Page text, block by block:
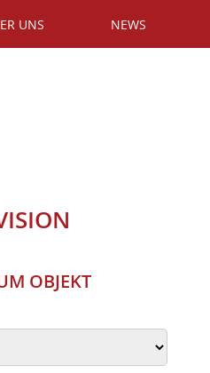
UNS NEWS
OBJEKT